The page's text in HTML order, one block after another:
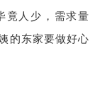
竟人少，需求量
的东家要做好心